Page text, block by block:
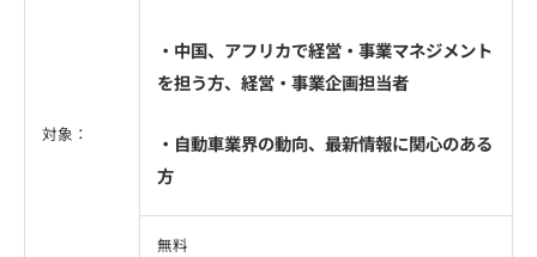
対象：
・中国、アフリカで経営・事業マネジメント
を担う方、経営・事業企画担当者
・自動車業界の動向、最新情報に関心のある
方
無料